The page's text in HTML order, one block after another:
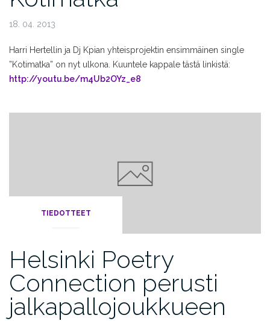
18. 04. 2013
Harri Hertellin ja Dj Kpian yhteisprojektin ensimmäinen single
”Kotimatka” on nyt ulkona. Kuuntele kappale tästä linkistä:
http://youtu.be/m4Ub2OYz_e8
TIEDOTTEET
Helsinki Poetry
Connection perusti
jalkapallojoukkueen